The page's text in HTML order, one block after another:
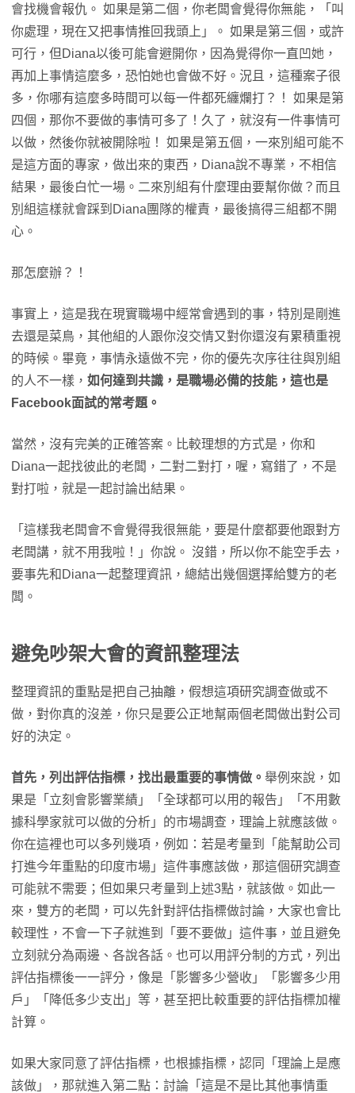
會找機會報仇。 如果是第二個，你老闆會覺得你無能，「叫
你處理，現在又把事情推回我頭上」。 如果是第三個，或許
可行，但Diana以後可能會避開你，因為覺得你一直凹她，
再加上事情這麼多，恐怕她也會做不好。況且，這種案子很
多，你哪有這麼多時間可以每一件都死纏爛打？！ 如果是第
四個，那你不要做的事情可多了！久了，就沒有一件事情可
以做，然後你就被開除啦！ 如果是第五個，一來別組可能不
是這方面的專家，做出來的東西，Diana說不專業，不相信
結果，最後白忙一場。二來別組有什麼理由要幫你做？而且
別組這樣就會踩到Diana團隊的權責，最後搞得三組都不開
心。
那怎麼辦？！
事實上，這是我在現實職場中經常會遇到的事，特別是剛進
去還是菜鳥，其他組的人跟你沒交情又對你還沒有累積重視
的時候。畢竟，事情永遠做不完，你的優先次序往往與別組
的人不一樣， 如何達到共識，是職場必備的技能，這也是
Facebook面試的常考題。
當然，沒有完美的正確答案。比較理想的方式是，你和
Diana一起找彼此的老闆，二對二對打，喔，寫錯了，不是
對打啦，就是一起討論出結果。
「這樣我老闆會不會覺得我很無能，要是什麼都要他跟對方
老闆講，就不用我啦！」你說。 沒錯，所以你不能空手去，
要事先和Diana一起整理資訊，總結出幾個選擇給雙方的老
闆。
避免吵架大會的資訊整理法
整理資訊的重點是把自己抽離，假想這項研究調查做或不
做，對你真的沒差，你只是要公正地幫兩個老闆做出對公司
好的決定。
首先，列出評估指標，找出最重要的事情做。 舉例來說，如
果是「立刻會影響業績」「全球都可以用的報告」「不用數
據科學家就可以做的分析」的市場調查，理論上就應該做。
你在這裡也可以多列幾項，例如：若是考量到「能幫助公司
打進今年重點的印度市場」這件事應該做，那這個研究調查
可能就不需要；但如果只考量到上述3點，就該做。如此一
來，雙方的老闆，可以先針對評估指標做討論，大家也會比
較理性，不會一下子就進到「要不要做」這件事，並且避免
立刻就分為兩邊、各說各話。也可以用評分制的方式，列出
評估指標後一一評分，像是「影響多少營收」「影響多少用
戶」「降低多少支出」等，甚至把比較重要的評估指標加權
計算。
如果大家同意了評估指標，也根據指標，認同「理論上是應
該做」，那就進入第二點：討論「這是不是比其他事情重